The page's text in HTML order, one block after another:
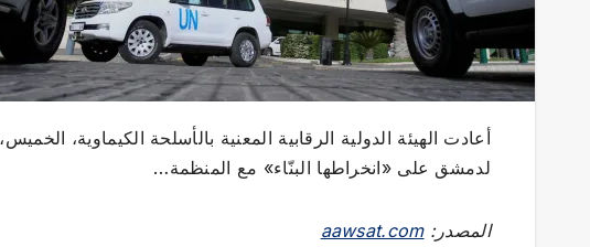
أعادت الهيئة الدولية الرقابية المعنية بالأسلحة الكيماوية،
لدمشق على «انخراطها البنّاء» مع المنظمة…
المصدر:aawsat.com